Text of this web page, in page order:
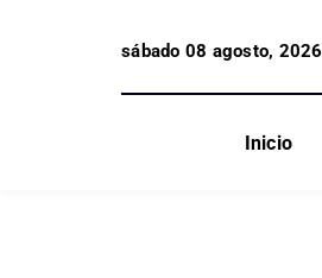
sábado 08 agosto, 2026
Inicio